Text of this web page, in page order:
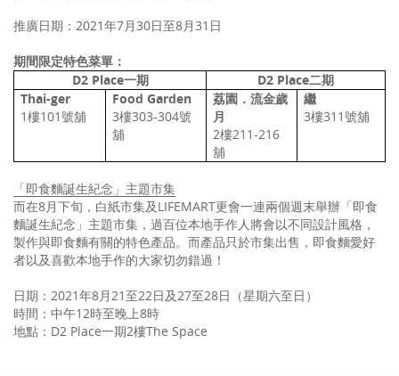
推廣日期：2021年7月30日至8月31日
期間限定特色菜單：
D2 Place一期 D2 Place二期
Thai-ger
1樓101號舖
Food Garden
3樓303-304號
舖
荔園．流金歲
月
2樓211-216
舖
繼
3樓311號舖
「即食麵誕生紀念」主題市集
而在8月下旬，白紙市集及LIFEMART更會一連兩個週末舉辦「即食
麵誕生紀念」主題市集，過百位本地手作人將會以不同設計風格，
製作與即食麵有關的特色產品。而產品只於市集出售，即食麵愛好
者以及喜歡本地手作的大家切勿錯過！
日期：2021年8月21至22日及27至28日（星期六至日）
時間：中午12時至晚上8時
地點：D2 Place一期2樓The Space